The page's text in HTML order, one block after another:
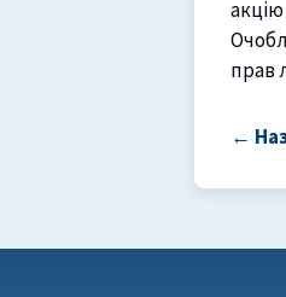
прав
←